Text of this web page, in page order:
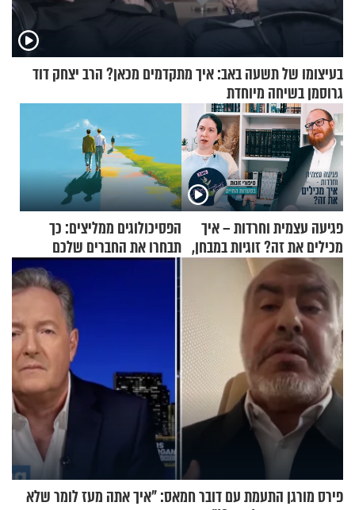
בעיצומו של תשעה באב: איך מתקדמים מכאן? הרב יצחק דוד
גרוסמן בשיחה מיוחדת
פגיעה עצמית וחרדות – איך
מכילים את זה? זוגיות במבחן,
הפעם עם יהודית ואלתר כהן
הפסיכולוגים ממליצים: כך
תבחרו את החברים שלכם
בחיים
פירס מורגן התעמת עם דובר חמאס: "איך אתה מעז לומר שלא